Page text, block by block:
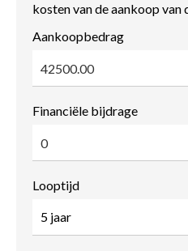
kosten van de aankoop van
Aankoopbedrag
Financiële bijdrage
Looptijd